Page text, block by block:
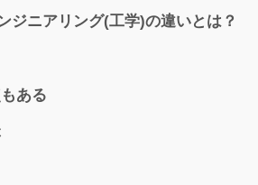
ジニアリング(工学)の違いとは？
ある